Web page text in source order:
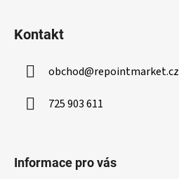
Kontakt
obchod@repointmarket.cz
725 903 611
Informace pro vás